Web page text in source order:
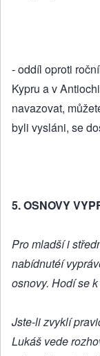
- oddíl oproti
Kypru a v
navazovat,
byli vysláni, se
5. OSNOVY
Pro mladší i
nabídnutéí
osnovy. Hodí se
Jste-li zvyklí
Lukáš vede